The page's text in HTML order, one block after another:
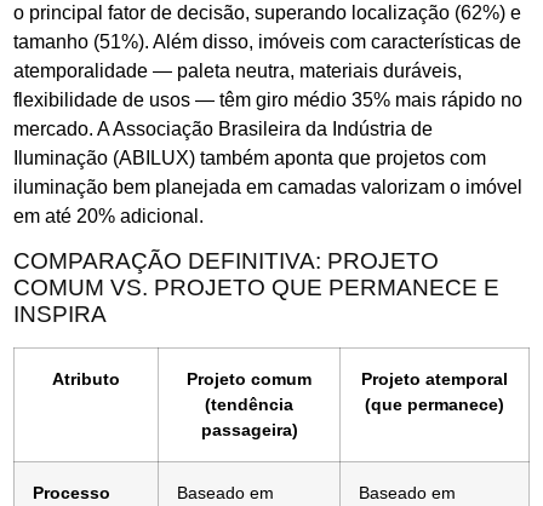
o principal fator de decisão, superando localização (62%) e
tamanho (51%). Além disso, imóveis com características de
atemporalidade — paleta neutra, materiais duráveis,
flexibilidade de usos — têm giro médio 35% mais rápido no
mercado. A Associação Brasileira da Indústria de
Iluminação (ABILUX) também aponta que projetos com
iluminação bem planejada em camadas valorizam o imóvel
em até 20% adicional.
COMPARAÇÃO DEFINITIVA: PROJETO
COMUM VS. PROJETO QUE PERMANECE E
INSPIRA
Atributo
Projeto comum
(tendência
passageira)
Projeto atemporal
(que permanece)
Processo
Baseado em
Baseado em